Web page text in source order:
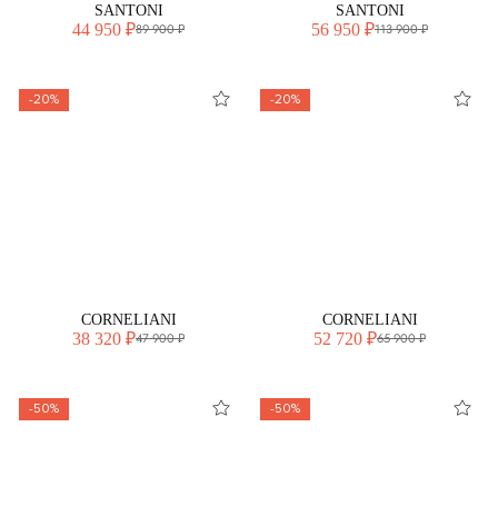
SANTONI
44 950 ₽89 900 ₽
SANTONI
56 950 ₽113 900 ₽
-20%
CORNELIANI
38 320 ₽47 900 ₽
-20%
CORNELIANI
52 720 ₽65 900 ₽
-50% -50%